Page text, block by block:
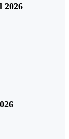
2026